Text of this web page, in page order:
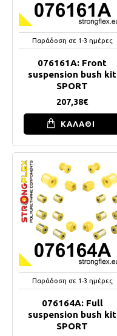
Παράδοση σε 1-3 ημέρες
076161A: Front
suspension bush kit
SPORT
207,38€
ΚΑΛΑΘΙ
Παράδοση σε 1-3 ημέρες
076164A: Full
suspension bush kit
SPORT